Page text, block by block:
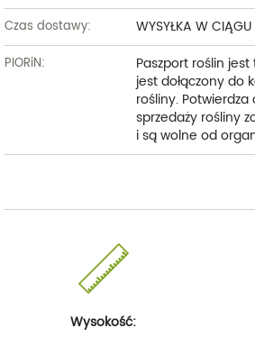
Czas dostawy: WYSYŁKA W
PIORiN:
Paszport roślin
jest dołączony do
rośliny.
sprzedaży rośliny
i są wolne od
Wysokość: